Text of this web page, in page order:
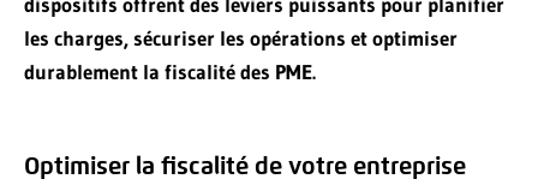
les charges, sécuriser les opérations et optimiser
durablement la fiscalité des PME.
Optimiser la fiscalité de votre entreprise